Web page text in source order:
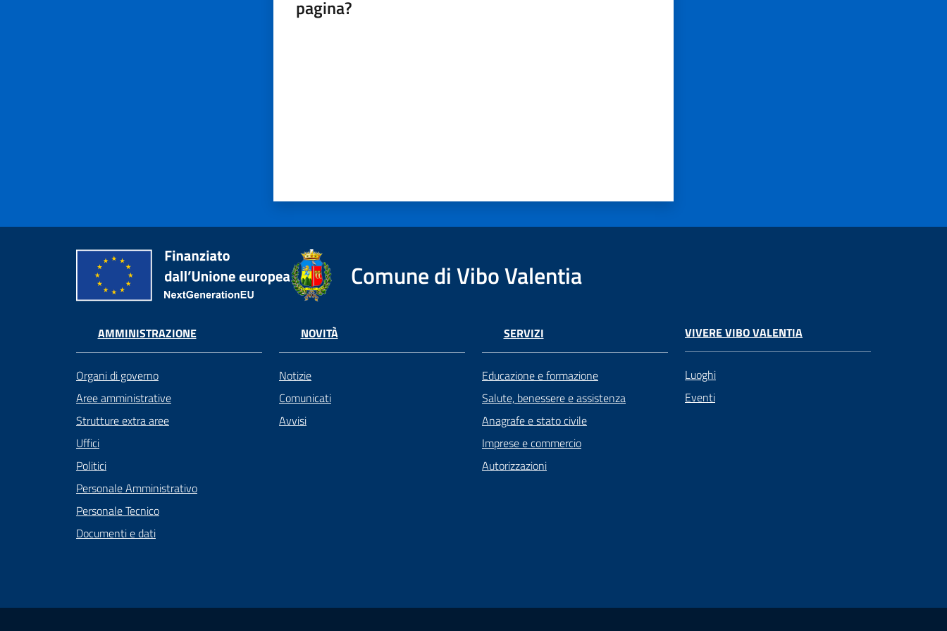
pagina?
Comune di Vibo Valentia
AMMINISTRAZIONE
Organi di governo
Aree amministrative
Strutture extra aree
Uffici
Politici
Personale Amministrativo
Personale Tecnico
Documenti e dati
NOVITÀ
Notizie
Comunicati
Avvisi
SERVIZI
Educazione e formazione
Salute, benessere e assistenza
Anagrafe e stato civile
Imprese e commercio
Autorizzazioni
VIVERE VIBO VALENTIA
Luoghi
Eventi